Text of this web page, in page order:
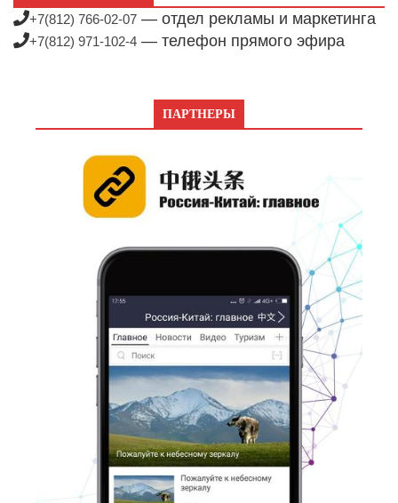
+7(812) 766-02-07 — отдел рекламы и маркетинга
+7(812) 971-102-4 — телефон прямого эфира
ПАРТНЕРЫ